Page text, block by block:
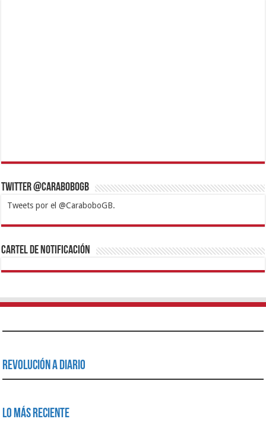
Twitter @CaraboboGB
Tweets por el @CaraboboGB.
1xbetBetturkeyBetistKralbetSupertotobetTipobetMatadorbetMariobet
https://mvbcasino.com/
Cartel de Notificación
Revolución a Diario
Lo Más Reciente